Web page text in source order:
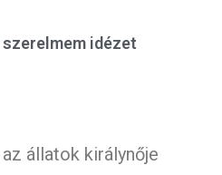
idézet
állatok királynője